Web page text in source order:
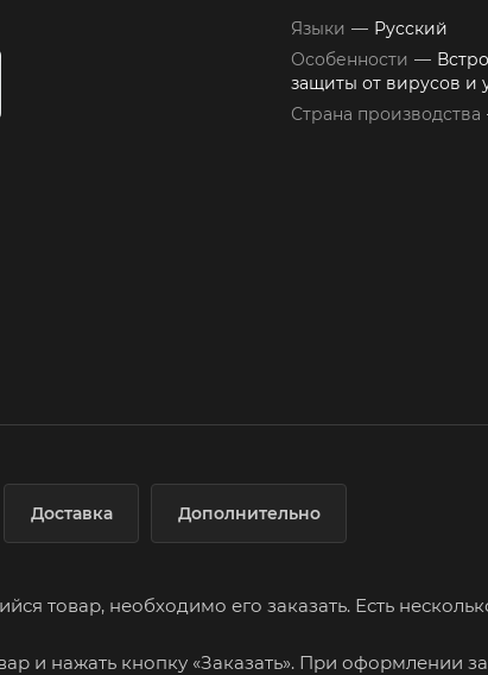
Языки — Русский
Особенности —
защиты от вирусов и
Страна производства
Доставка Дополнительно
товар, необходимо его заказать. Есть
и нажать кнопку «Заказать». При оформлении